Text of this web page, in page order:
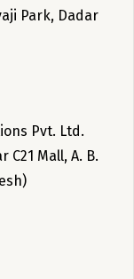
Park, Dadar
Pvt. Ltd.
Mall, A. B.